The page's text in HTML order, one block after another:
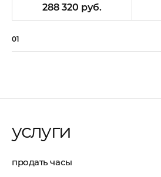
288 320 руб.
01
услуги
продать часы